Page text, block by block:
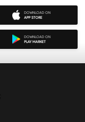
DOWNLOAD ON
APP STORE
DOWNLOAD ON
PLAY MARKET